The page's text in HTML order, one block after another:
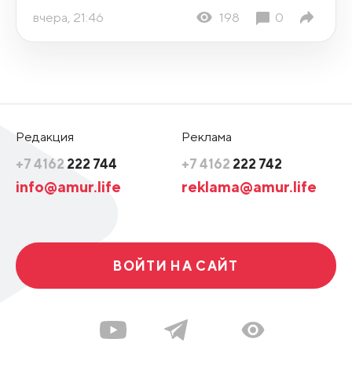
вчера, 21:46 198 0
Редакция
+7 4162 222 744
info@amur.life
Реклама
+7 4162 222 742
reklama@amur.life
ВОЙТИ НА САЙТ